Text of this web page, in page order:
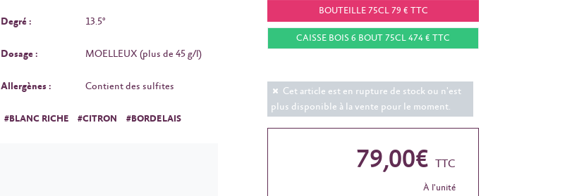
Degré : 13.5°
Dosage : MOELLEUX (plus de 45 g/l)
Allergènes : Contient des sulfites
#BLANC RICHE #CITRON #BORDELAIS
BOUTEILLE 75CL 79 € TTC
CAISSE BOIS 6 BOUT 75CL 474 € TTC
Cet article est en rupture de stock ou n'est
plus disponible à la vente pour le moment.
79,00€ TTC
À l'unité